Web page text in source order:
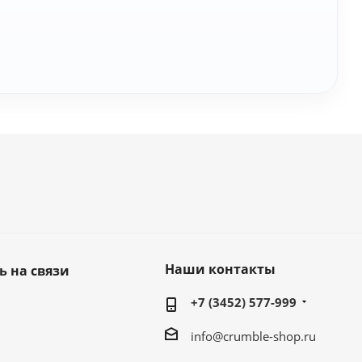
на связи Наши контакты
+7 (3452) 577-999
info@crumble-shop.ru